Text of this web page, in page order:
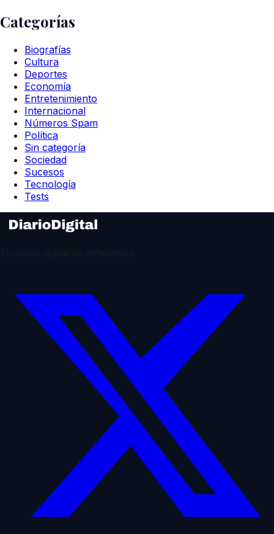
Categorías
Biografías
Cultura
Deportes
Economía
Entretenimiento
Internacional
Números Spam
Política
Sin categoría
Sociedad
Sucesos
Tecnología
Tests